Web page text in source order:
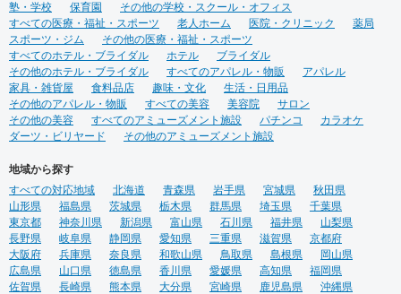
塾・学校
保育園
その他の学校・スクール・オフィス
すべての医療・福祉・スポーツ
老人ホーム 医院・クリニック
薬局
スポーツ・ジム
その他の医療・福祉・スポーツ
すべてのホテル・ブライダル
ホテル
ブライダル
その他のホテル・ブライダル
すべてのアパレル・物販
アパレル
家具・雑貨屋
食料品店 趣味・文化
生活・日用品
その他のアパレル・物販
すべての美容 美容院
サロン
その他の美容
すべてのアミューズメント施設 パチンコ
カラオケ
ダーツ・ビリヤード
その他のアミューズメント施設
地域から探す
すべての対応地域
北海道 青森県 岩手県 宮城県
秋田県
山形県
福島県 茨城県 栃木県 群馬県 埼玉県
千葉県
東京都
神奈川県 新潟県 富山県 石川県 福井県
山梨県
長野県
岐阜県 静岡県 愛知県 三重県 滋賀県
京都府
大阪府
兵庫県 奈良県 和歌山県 鳥取県 島根県
岡山県
広島県
山口県 徳島県 香川県 愛媛県 高知県
福岡県
佐賀県
長崎県 熊本県 大分県 宮崎県 鹿児島県 沖縄県